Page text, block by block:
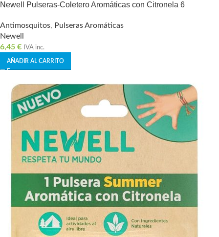
Newell Pulseras-Coletero Aromáticas con Citronela 6
Antimosquitos, Pulseras Aromáticas
Newell
6,45 € IVA inc.
AÑADIR AL CARRITO